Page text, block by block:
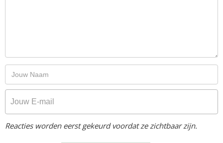
Reacties worden eerst gekeurd voordat ze zichtbaar zijn.